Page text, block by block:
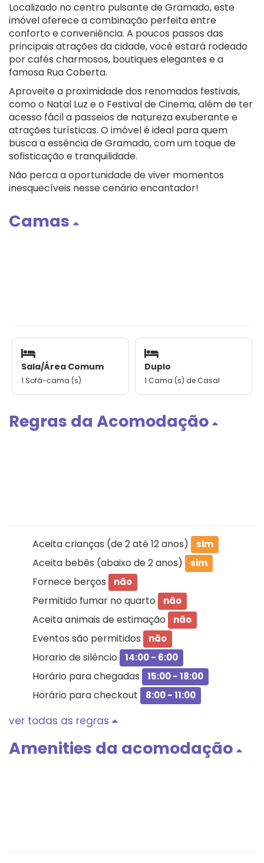
Localizado no centro pulsante de Gramado, este
imóvel oferece a combinação perfeita entre
conforto e conveniência. A poucos passos das
principais atrações da cidade, você estará rodeado
por cafés charmosos, boutiques elegantes e a
famosa Rua Coberta.
Aproveite a proximidade dos renomados festivais,
como o Natal Luz e o Festival de Cinema, além de ter
acesso fácil a passeios de natureza exuberante e
atrações turísticas. O imóvel é ideal para quem
busca a essência de Gramado, com um toque de
sofisticação e tranquilidade.
Não perca a oportunidade de viver momentos
inesquecíveis nesse cenário encantador!
Camas
Sala/Área Comum
1 Sofá-cama (s)
Duplo
1 Cama (s) de Casal
Regras da Acomodação
Aceita crianças (de 2 até 12 anos) sim
Aceita bebês (abaixo de 2 anos) sim
Fornece berços não
Permitido fumar no quarto não
Aceita animais de estimação não
Eventos são permitidos não
Horario de silêncio 14:00 - 6:00
Horário para chegadas 15:00 - 18:00
Horário para checkout 8:00 - 11:00
ver todas as regras
Amenities da acomodação